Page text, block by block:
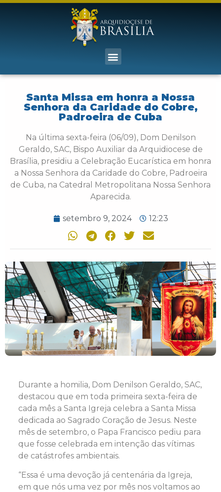
Santa Missa em honra a Nossa
Senhora da Caridade do Cobre,
Padroeira de Cuba
Na última sexta-feira (06/09), Dom Denilson
Geraldo, SAC, Bispo Auxiliar da Arquidiocese de
Brasília, presidiu a Celebração Eucarística em honra
a Nossa Senhora da Caridade do Cobre, Padroeira
de Cuba, na Catedral Metropolitana Nossa Senhora
Aparecida.
setembro 9, 2024 12:23
Durante a homilia, Dom Denilson Geraldo, SAC,
destacou que em toda primeira sexta-feira de
cada mês a Santa Igreja celebra a Santa Missa
dedicada ao Sagrado Coração de Jesus. Neste
mês de setembro, o Papa Francisco pediu para
que fosse celebrada em intenção das vítimas
de catástrofes ambientais.
“Essa é uma devoção já centenária da Igreja,
em que nós uma vez por mês nos voltamos ao